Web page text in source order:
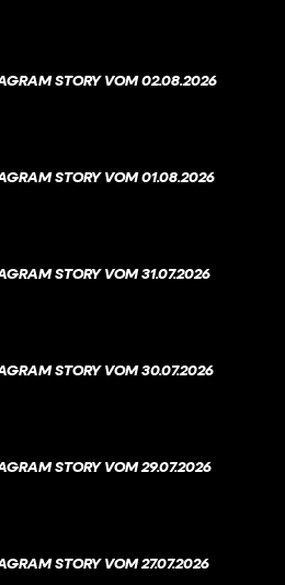
STORY VOM 02.08.2026
STORY VOM 01.08.2026
STORY VOM 31.07.2026
STORY VOM 30.07.2026
STORY VOM 29.07.2026
STORY VOM 27.07.2026